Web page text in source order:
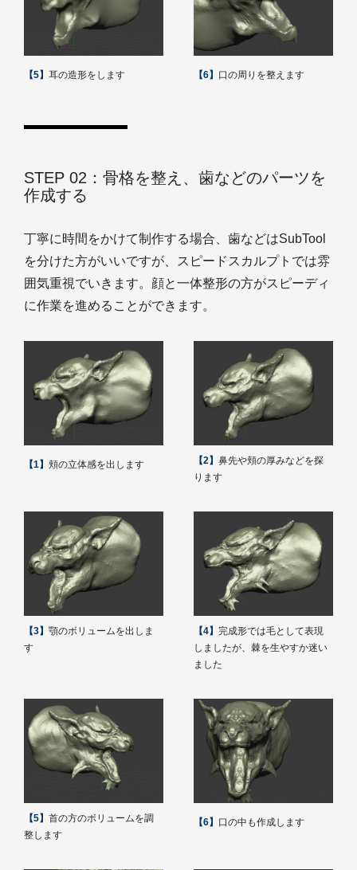
【5】 耳の造形をします 【6】 口の周りを整えます
STEP 02：骨格を整え、歯などのパーツを
作成する
丁寧に時間をかけて制作する場合、歯などはSubTool
を分けた方がいいですが、スピードスカルプトでは雰
囲気重視でいきます。顔と一体整形の方がスピーディ
に作業を進めることができます。
【1】 頬の立体感を出します 【2】鼻先や頬の厚みなどを探
ります
【3】 顎のボリュームを出しま
す
【4】完成形では毛として表現
しましたが、棘を生やすか迷い
ました
【5】 首の方のボリュームを調
整します
【6】 口の中も作成します